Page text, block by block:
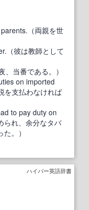
（両親を世
（彼は教師として
当番である。）
on imported
を支払わなければ
to pay duty on
られ、余分なタバ
。）
ハイパー英語辞書